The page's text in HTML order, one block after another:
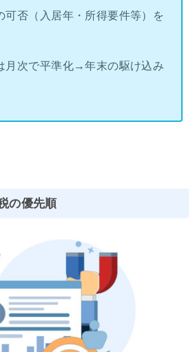
可否（入居年・所得要件等）を
月次で平準化→年末の駆け込み
の優先順